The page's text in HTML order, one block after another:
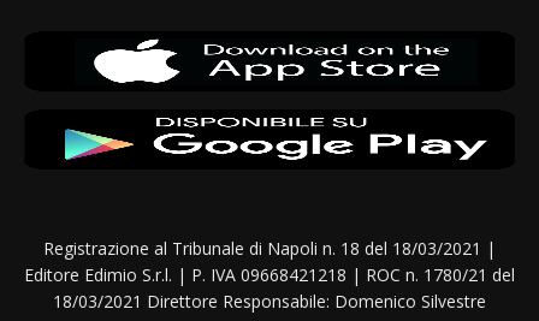
Registrazione al Tribunale di Napoli n. 18 del 18/03/2021 |
Editore Edimio S.r.l. | P. IVA 09668421218 | ROC n. 1780/21 del
18/03/2021 Direttore Responsabile: Domenico Silvestre